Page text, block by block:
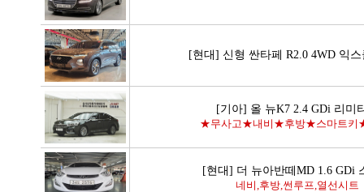
[현대] 신형 싼타페 R2.0 4WD 익
[기아] 올 뉴K7 2.4 GDi 리미
★무사고★내비★후방★스마트키
[현대] 더 뉴아반떼MD 1.6 GDi
네비,후방,썬루프,열선시트